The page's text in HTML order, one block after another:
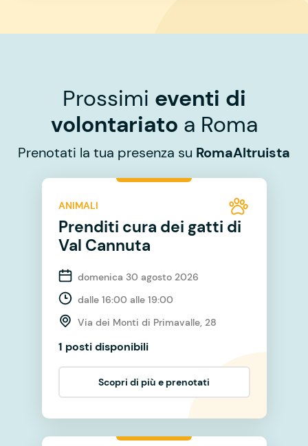
Prossimi eventi di
volontariato a Roma
Prenotati la tua presenza su RomaAltruista
ANIMALI
Prenditi cura dei gatti di
Val Cannuta
domenica 30 agosto 2026
dalle 16:00 alle 19:00
Via dei Monti di Primavalle, 28
1 posti disponibili
Scopri di più e prenotati